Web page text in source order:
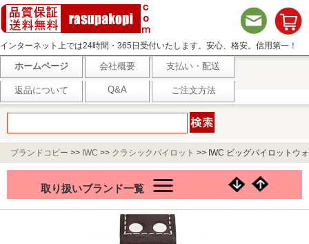
インターネット上では24時間・365日受付いたします。安心、格安。信用第一！
ホームページ 会社概要 支払い・配送
返品について Q&A ご注文方法
ブランドコピー >> IWC >> クラシックパイロット >> IWC ビッグパイロットウォ
取り扱いブランド一覧